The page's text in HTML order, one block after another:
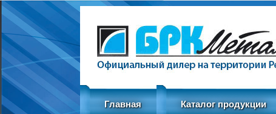
Menu
Skip to content
Главная
Каталог продукции